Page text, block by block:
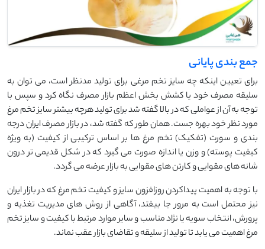
جمع بندی پایانی
برای تعیین اینکه چه سایز تخم مرغی برای تولید مدنظر است، می توان به
سلیقه مصرف خود یا کشش بخش اعظم بازار مصرف نگاه کرد و سپس با
توجه به آن از عواملی که در بالا گفته شد برای تولید هرچه بیشتر سایز تخم مرغ
مورد نظر خود بهره جست. همان طور که گفته شد، در بازار مصرف ایران درجه
بندی و سورت (تفکیک) تخم مرغ ها بر اساس ترکیبی از کیفیت (به ویژه
کیفیت پوسته) و وزن یا اندازه صورت می گیرد که در شکل قدیمی تر درون
شانه های مقوایی و کارتن های مقوایی به بازار عرضه می گردد.
با توجه به اهمیت پیداکردن روزافزون سایز و کیفیت تخم مرغ که در بازار ایران
نیز محتمل است به مرور جا بیفتد، آگاهی از روش های مدیریت تغذیه و
پرورش، انتخاب سویه یا نژاد مناسب و سایر موارد مرتبط با کیفیت و سایز تخم
مرغ اهمیت می یابد تا تولید از سلیقه و تقاضای بازار عقب نماند.